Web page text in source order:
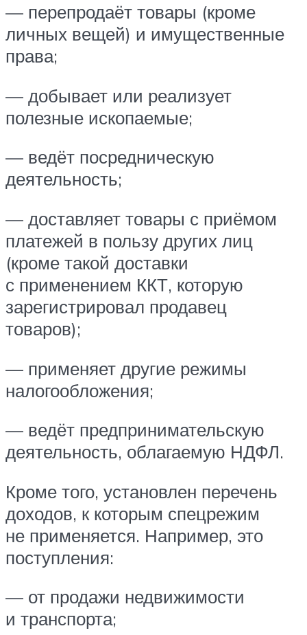
— перепродаёт товары (кроме
личных вещей) и имущественные
права;
— добывает или реализует
полезные ископаемые;
— ведёт посредническую
деятельность;
— доставляет товары с приёмом
платежей в пользу других лиц
(кроме такой доставки
с применением ККТ, которую
зарегистрировал продавец
товаров);
— применяет другие режимы
налогообложения;
— ведёт предпринимательскую
деятельность, облагаемую НДФЛ.
Кроме того, установлен перечень
доходов, к которым спецрежим
не применяется. Например, это
поступления:
— от продажи недвижимости
и транспорта;